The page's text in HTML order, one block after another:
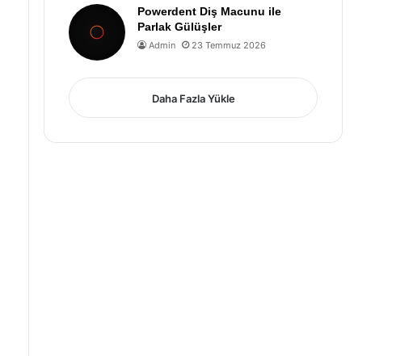
Powerdent Diş Macunu ile
Parlak Gülüşler
Admin 23 Temmuz 2026
Daha Fazla Yükle